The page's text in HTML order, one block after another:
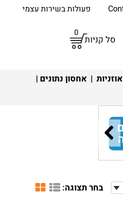
פעולות בשירות עצמי
סל קניות
0
אוזניות | אחסון נתונים |
בחר תצוגה: